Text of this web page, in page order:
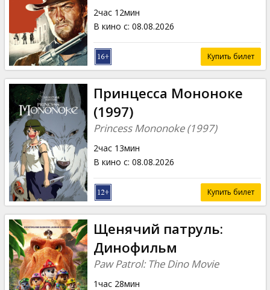
2час 12мин
В кино с: 08.08.2026
Купить билет
Принцесса Мононоке
(1997)
Princess Mononoke (1997)
2час 13мин
В кино с: 08.08.2026
Купить билет
Щенячий патруль:
Динофильм
Paw Patrol: The Dino Movie
1час 28мин